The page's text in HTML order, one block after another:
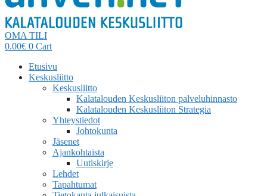
OMA TILI
0.00€ 0 Cart
Etusivu
Keskusliitto
Keskusliitto
Kalatalouden Keskusliiton palveluhinnasto
Kalatalouden Keskusliiton Strategia
Yhteystiedot
Johtokunta
Jäsenet
Ajankohtaista
Uutiskirje
Lehdet
Tapahtumat